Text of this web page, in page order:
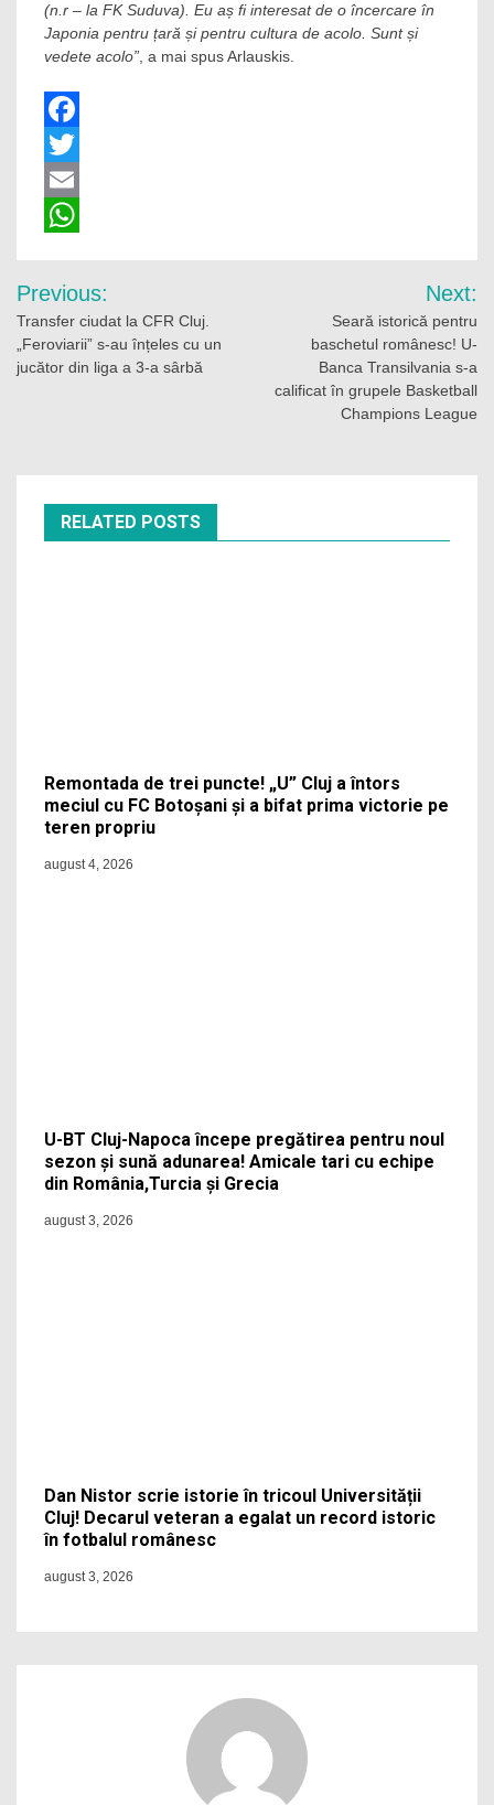
(n.r – la FK Suduva). Eu aș fi interesat de o încercare în
Japonia pentru țară și pentru cultura de acolo. Sunt și
vedete acolo” , a mai spus Arlauskis.
Facebook
Twitter
Email
Navigare
în
articole
Previous:
Transfer ciudat la CFR Cluj.
„Feroviarii” s-au înțeles cu un
jucător din liga a 3-a sârbă
Next:
Seară istorică pentru
baschetul românesc! U-
Banca Transilvania s-a
calificat în grupele Basketball
Champions League
RELATED POSTS
Remontada de trei puncte! „U” Cluj a întors
meciul cu FC Botoșani și a bifat prima victorie pe
teren propriu
august 4, 2026
U-BT Cluj-Napoca începe pregătirea pentru noul
sezon și sună adunarea! Amicale tari cu echipe
din România,Turcia și Grecia
august 3, 2026
Dan Nistor scrie istorie în tricoul Universității
Cluj! Decarul veteran a egalat un record istoric
în fotbalul românesc
august 3, 2026